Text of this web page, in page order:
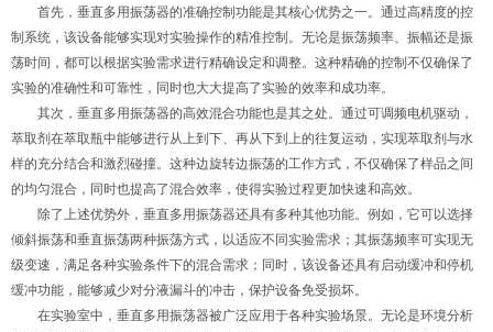
首先，垂直多用振荡器的准确控制功能是其核心优势之一。通过高精度的控
制系统，该设备能够实现对实验操作的精准控制。无论是振荡频率、振幅还是振
荡时间，都可以根据实验需求进行精确设定和调整。这种精确的控制不仅确保了
实验的准确性和可靠性，同时也大大提高了实验的效率和成功率。
其次，垂直多用振荡器的高效混合功能也是其之处。通过可调频电机驱动，
萃取剂在萃取瓶中能够进行从上到下、再从下到上的往复运动，实现萃取剂与水
样的充分结合和激烈碰撞。这种边旋转边振荡的工作方式，不仅确保了样品之间
的均匀混合，同时也提高了混合效率，使得实验过程更加快速和高效。
除了上述优势外，垂直多用振荡器还具有多种其他功能。例如，它可以选择
倾斜振荡和垂直振荡两种振荡方式，以适应不同实验需求；其振荡频率可实现无
级变速，满足各种实验条件下的混合需求；同时，该设备还具有启动缓冲和停机
缓冲功能，能够减少对分液漏斗的冲击，保护设备免受损坏。
在实验室中，垂直多用振荡器被广泛应用于各种实验场景。无论是环境分析